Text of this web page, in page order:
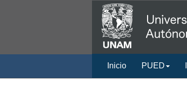
Inicio PUED